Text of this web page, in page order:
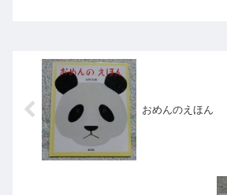
おめんのえほん